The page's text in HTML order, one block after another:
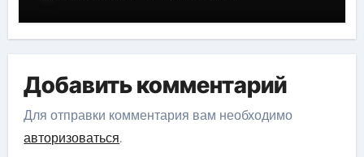
Добавить комментарий
Для отправки комментария вам необходимо
авторизоваться.